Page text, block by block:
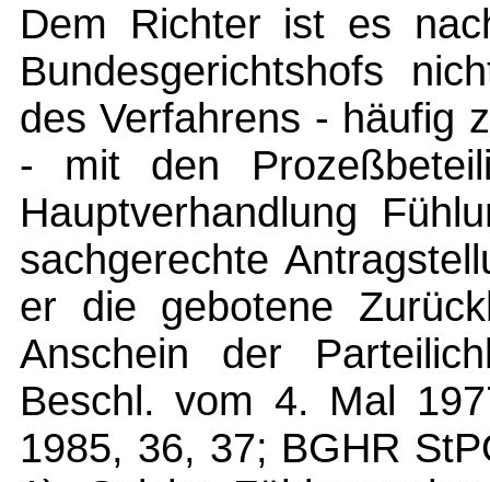
Dem Richter ist es
Bundesgerichtshofs
des Verfahrens - häufig
- mit den
Hauptverhandlung
sachgerechte
er die gebotene
Anschein der
Beschl. vom 4. Mal
1985, 36, 37; BGHR